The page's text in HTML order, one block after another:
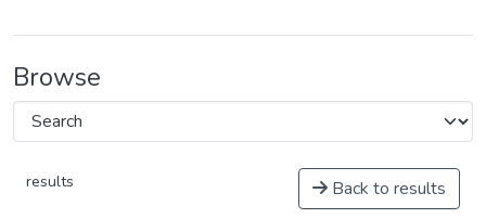
Browse
results Back to results